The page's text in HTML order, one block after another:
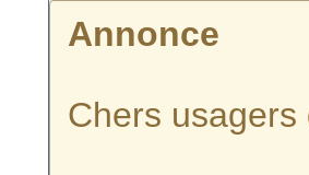
Annonce
Chers